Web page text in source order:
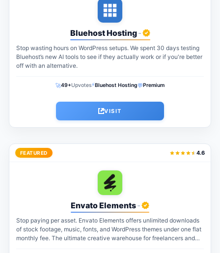
Bluehost Hosting-
Stop wasting hours on WordPress setups. We spent 30 days testing
Bluehost’s new AI tools to see if they actually work or if you're better
off with an alternative.
🚀49+Upvotes⚡Bluehost Hosting💬Premium
VISIT
FEATURED 4.6
Envato Elements-
Stop paying per asset. Envato Elements offers unlimited downloads
of stock footage, music, fonts, and WordPress themes under one flat
monthly fee. The ultimate creative warehouse for freelancers and